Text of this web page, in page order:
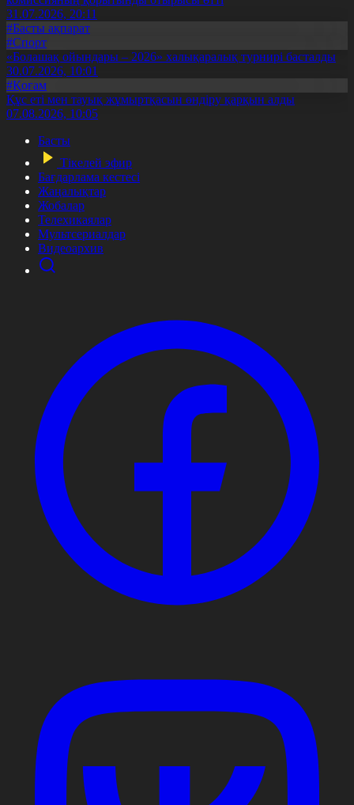
31.07.2026, 20:11
#Басты ақпарат
#Спорт
«Болашақ ойындары – 2026» халықаралық турнирі басталды
30.07.2026, 10:01
#Қоғам
Құс еті мен тауық жұмыртқасын өндіру қарқын алды
07.08.2026, 10:05
Басты
Тікелей эфир
Бағдарлама кестесі
Жаңалықтар
Жобалар
Телехикаялар
Мультсериалдар
Видеоархив